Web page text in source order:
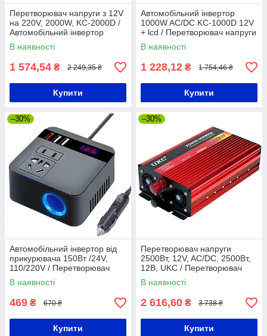
Перетворювач напруги з 12V
на 220V, 2000W, KC-2000D /
Автомобільний інвертор
постійного струму
В наявності
1 574,54 ₴ 2 249,35 ₴
Купити
Автомобільний інвертор
1000W AC/DC KC-1000D 12V
+ lcd / Перетворювач напруги
В наявності
1 228,12 ₴ 1 754,46 ₴
Купити
–30%
Автомобільний інвертор від
прикурювача 150Вт /24V,
110/220V / Перетворювач
напруги для авто
В наявності
469 ₴ 670 ₴
Купити
–30%
Перетворювач напруги
2500Вт, 12V, AC/DC, 2500Вт,
12В, UKC / Перетворювач
напруги / Автоінвертор
В наявності
2 616,60 ₴ 3 738 ₴
Купити